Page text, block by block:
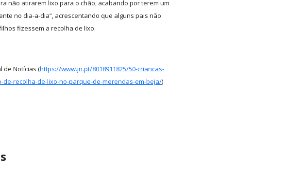
não atirarem lixo para o chão, acabando por terem um
no dia-a-dia”, acrescentando que alguns pais não
fizessem a recolha de lixo.
de Notícias (https://www.jn.pt/8018911825/50-criancas-
de-recolha-de-lixo-no-parque-de-merendas-em-beja/)